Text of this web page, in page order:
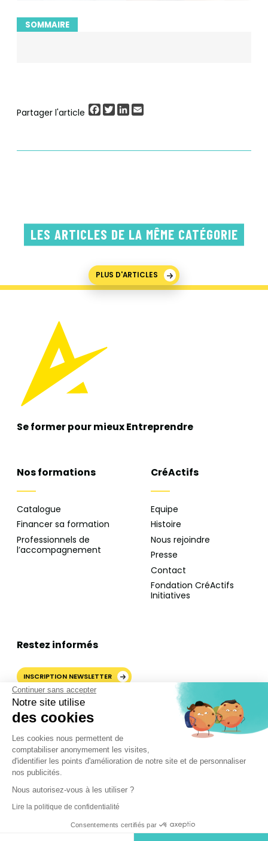
Continuer sans accepter
Notre site utilise
des cookies
Les cookies nous permettent de
comptabiliser anonymement les visites,
d'identifier les points d'amélioration de notre site et de personnaliser
nos publicités.
Nous autorisez-vous à les utiliser ?
Lire la politique de confidentialité
Consentements certifiés par
SOMMAIRE
Partager l'article Facebook
TwitterLinkedIn
LES ARTICLES DE LA MÊME CATÉGORIE
PLUS D'ARTICLES
Se former pour mieuxEntreprendre
Nos formations
Catalogue
Financer sa formation
Professionnels de
l’accompagnement
CréActifs
Equipe
Histoire
Nous rejoindre
Presse
Contact
Fondation CréActifs
Initiatives
Restez informés
INSCRIPTION NEWSLETTER
AJOUTER CRÉACTIFS COMME
SOURCE PRÉFÉRÉE SUR
GOOGLE
©2024 CréActifs. Tous droits réservés.
Mentions légales•CGV•FAQ